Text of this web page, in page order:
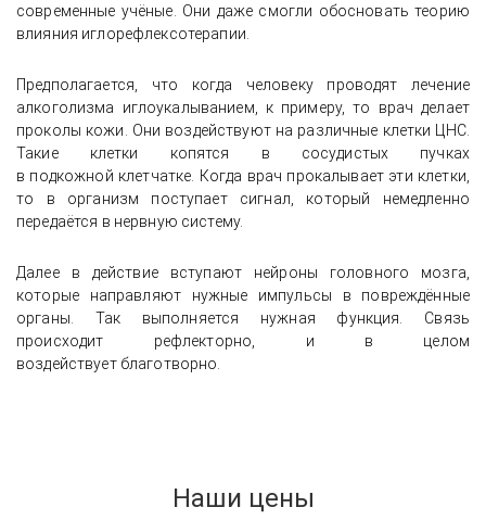
современные учёные. Они даже смогли обосновать теорию
влияния иглорефлексотерапии.
Предполагается, что когда человеку проводят лечение
алкоголизма иглоукалыванием, к примеру, то врач делает
проколы кожи. Они воздействуют на различные клетки ЦНС.
Такие клетки копятся в сосудистых пучках
в подкожной клетчатке. Когда врач прокалывает эти клетки,
то в организм поступает сигнал, который немедленно
передаётся в нервную систему.
Далее в действие вступают нейроны головного мозга,
которые направляют нужные импульсы в повреждённые
органы. Так выполняется нужная функция. Связь
происходит рефлекторно, и в целом
воздействует благотворно.
Наши цены